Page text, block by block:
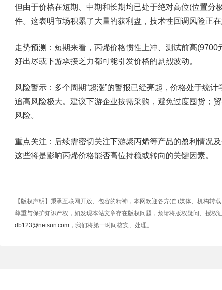
但由于价格在短期、中期和长期均已处于绝对高位(位置分
件。这表明市场积累了大量的获利盘，技术性回调风险正
走势预测： 短期来看，丙烯价格惯性上冲、测试前高
好出尽或下游承接乏力都可能引发价格的剧烈波动。
风险警示： 多个周期“超涨”的警报已经亮起，价格处于统
追高风险极大。建议下游企业按需采购，避免过度囤货；
风险。
重点关注： 后续需密切关注下游聚丙烯等产品的盈利情况
这些将是影响丙烯价格能否高位持稳或转向的关键因素。
【版权声明】秉承互联网开放、包容的精神，本网欢迎各方(自)媒体、机构转
尊重与保护知识产权，如发现本站文章存在版权问题，烦请将版权疑问、授权
db123@netsun.com ，我们将第一时间核实、处理。